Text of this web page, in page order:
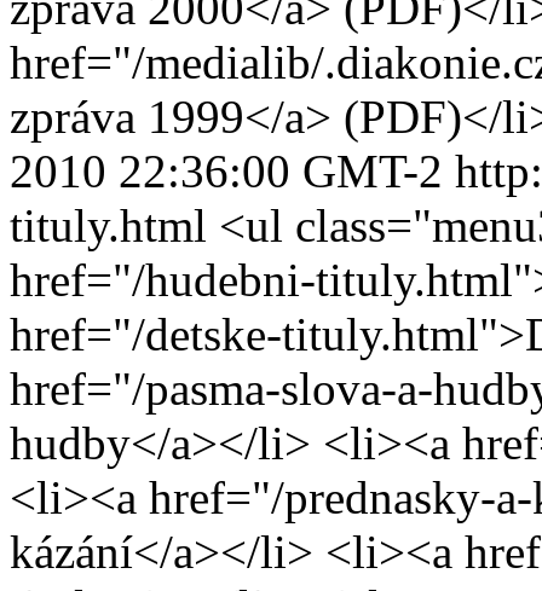
href="/medialib/
zpráva 1999</a> (PDF)</
2010 22:36:00 GMT-2
tituly.html <ul
href="/hudebni-
href="/detske-
href="/pasma-slova-a-
hudby</a></li> <li><a
<li><a href="/prednasky-
kázání</a></li> <li><a